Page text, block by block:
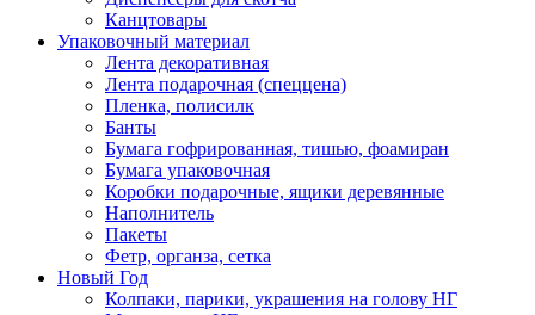
Канцтовары
Упаковочный материал
Лента декоративная
Лента подарочная (спеццена)
Пленка, полисилк
Банты
Бумага гофрированная, тишью, фоамиран
Бумага упаковочная
Коробки подарочные, ящики деревянные
Наполнитель
Пакеты
Фетр, органза, сетка
Новый Год
Колпаки, парики, украшения на голову НГ